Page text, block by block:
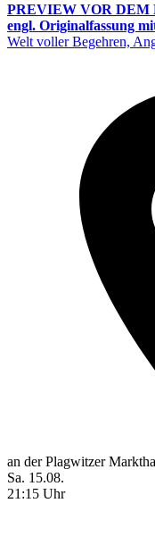
PREVIEW VOR DEM
engl. Originalfassung
Welt voller Begehren,
an der Plagwitzer
Sa. 15.08.
21:15 Uhr